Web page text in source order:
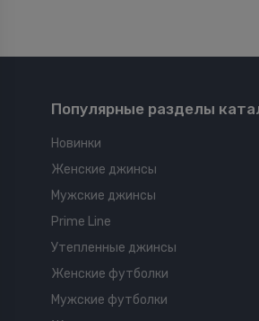
Популярные разделы
Новинки
Женские джинсы
Мужские джинсы
Prime Line
Утепленные джинсы
Женские футболки
Мужские футболки